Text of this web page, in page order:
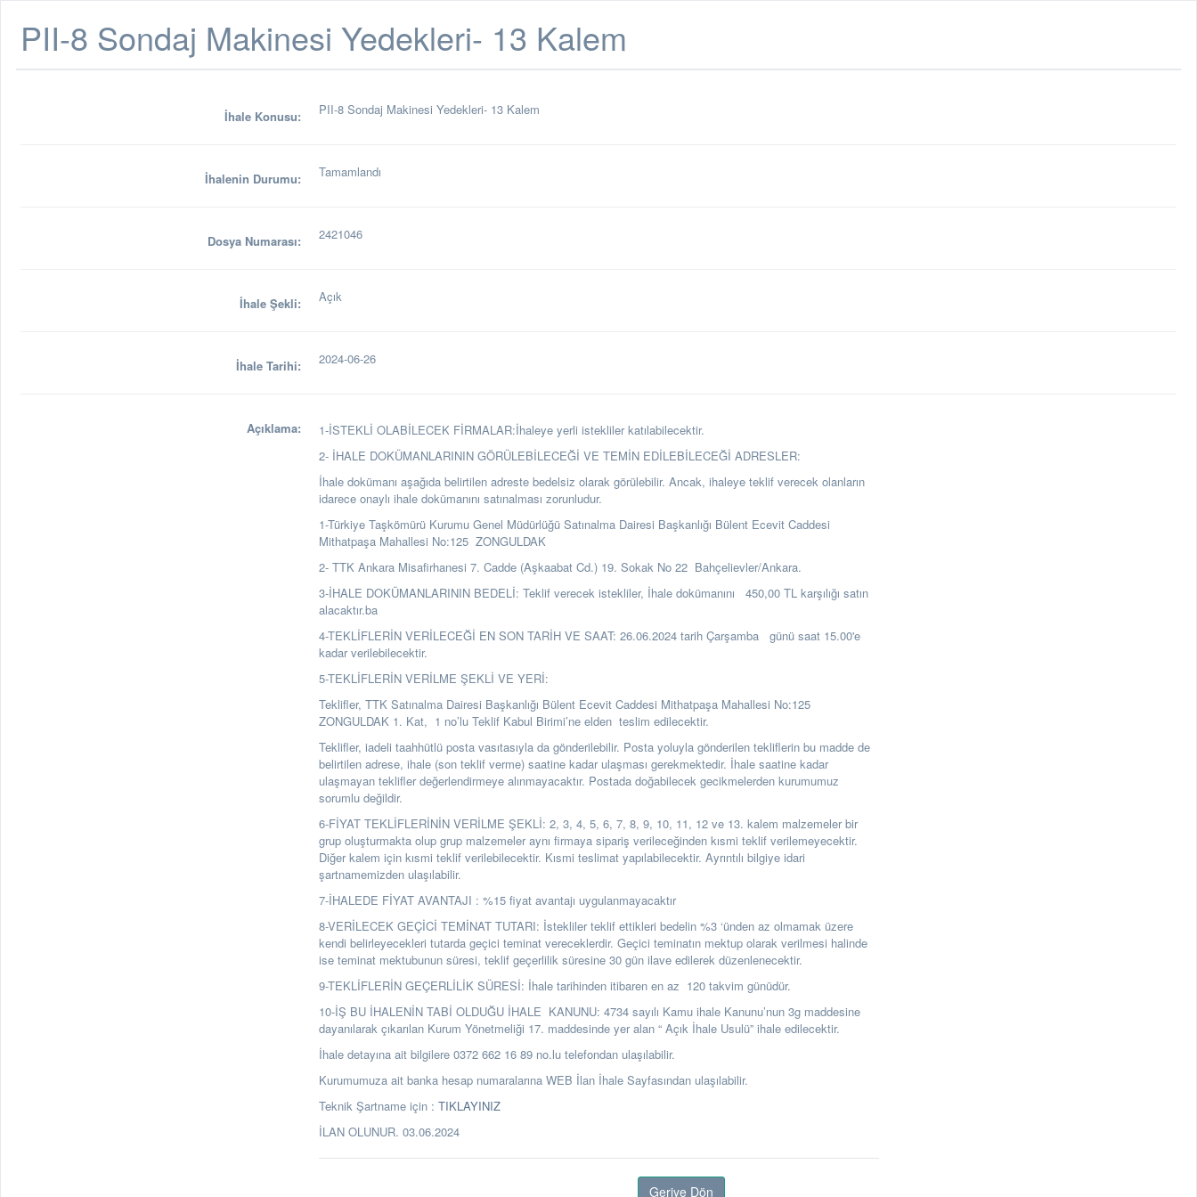
PII-8 Sondaj Makinesi Yedekleri- 13 Kalem
İhale Konusu: PII-8 Sondaj Makinesi Yedekleri- 13 Kalem
İhalenin Durumu: Tamamlandı
Dosya Numarası: 2421046
İhale Şekli: Açık
İhale Tarihi: 2024-06-26
Açıklama:
1-İSTEKLİ OLABİLECEK FİRMALAR:İhaleye yerli istekliler katılabilecektir.
2- İHALE DOKÜMANLARININ GÖRÜLEBİLECEĞİ VE TEMİN EDİLEBİLECEĞİ ADRESLER:
İhale dokümanı aşağıda belirtilen adreste bedelsiz olarak görülebilir. Ancak, ihaleye teklif verecek olanların
idarece onaylı ihale dokümanını satınalması zorunludur.
1-Türkiye Taşkömürü Kurumu Genel Müdürlüğü Satınalma Dairesi Başkanlığı Bülent Ecevit Caddesi
Mithatpaşa Mahallesi No:125 ZONGULDAK
2- TTK Ankara Misafirhanesi 7. Cadde (Aşkaabat Cd.) 19. Sokak No 22 Bahçelievler/Ankara.
3-İHALE DOKÜMANLARININ BEDELİ: Teklif verecek istekliler, İhale dokümanını 450,00 TL karşılığı satın
alacaktır.ba
4-TEKLİFLERİN VERİLECEĞİ EN SON TARİH VE SAAT: 26.06.2024 tarih Çarşamba günü saat 15.00'e
kadar verilebilecektir.
5-TEKLİFLERİN VERİLME ŞEKLİ VE YERİ:
Teklifler, TTK Satınalma Dairesi Başkanlığı Bülent Ecevit Caddesi Mithatpaşa Mahallesi No:125
ZONGULDAK 1. Kat, 1 no’lu Teklif Kabul Birimi’ne elden teslim edilecektir.
Teklifler, iadeli taahhütlü posta vasıtasıyla da gönderilebilir. Posta yoluyla gönderilen tekliflerin bu madde de
belirtilen adrese, ihale (son teklif verme) saatine kadar ulaşması gerekmektedir. İhale saatine kadar
ulaşmayan teklifler değerlendirmeye alınmayacaktır. Postada doğabilecek gecikmelerden kurumumuz
sorumlu değildir.
6-FİYAT TEKLİFLERİNİN VERİLME ŞEKLİ: 2, 3, 4, 5, 6, 7, 8, 9, 10, 11, 12 ve 13. kalem malzemeler bir
grup oluşturmakta olup grup malzemeler aynı firmaya sipariş verileceğinden kısmi teklif verilemeyecektir.
Diğer kalem için kısmi teklif verilebilecektir. Kısmi teslimat yapılabilecektir. Ayrıntılı bilgiye idari
şartnamemizden ulaşılabilir.
7-İHALEDE FİYAT AVANTAJI : %15 fiyat avantajı uygulanmayacaktır
8-VERİLECEK GEÇİCİ TEMİNAT TUTARI: İstekliler teklif ettikleri bedelin %3 ‘ünden az olmamak üzere
kendi belirleyecekleri tutarda geçici teminat vereceklerdir. Geçici teminatın mektup olarak verilmesi halinde
ise teminat mektubunun süresi, teklif geçerlilik süresine 30 gün ilave edilerek düzenlenecektir.
9-TEKLİFLERİN GEÇERLİLİK SÜRESİ: İhale tarihinden itibaren en az 120 takvim günüdür.
10-İŞ BU İHALENİN TABİ OLDUĞU İHALE KANUNU: 4734 sayılı Kamu ihale Kanunu’nun 3g maddesine
dayanılarak çıkarılan Kurum Yönetmeliği 17. maddesinde yer alan “ Açık İhale Usulü” ihale edilecektir.
İhale detayına ait bilgilere 0372 662 16 89 no.lu telefondan ulaşılabilir.
Kurumumuza ait banka hesap numaralarına WEB İlan İhale Sayfasından ulaşılabilir.
Teknik Şartname için : TIKLAYINIZ
İLAN OLUNUR. 03.06.2024
Geriye Dön